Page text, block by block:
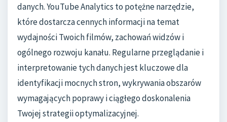
danych. YouTube Analytics to potężne narzędzie,
które dostarcza cennych informacji na temat
wydajności Twoich filmów, zachowań widzów i
ogólnego rozwoju kanału. Regularne przeglądanie i
interpretowanie tych danych jest kluczowe dla
identyfikacji mocnych stron, wykrywania obszarów
wymagających poprawy i ciągłego doskonalenia
Twojej strategii optymalizacyjnej.